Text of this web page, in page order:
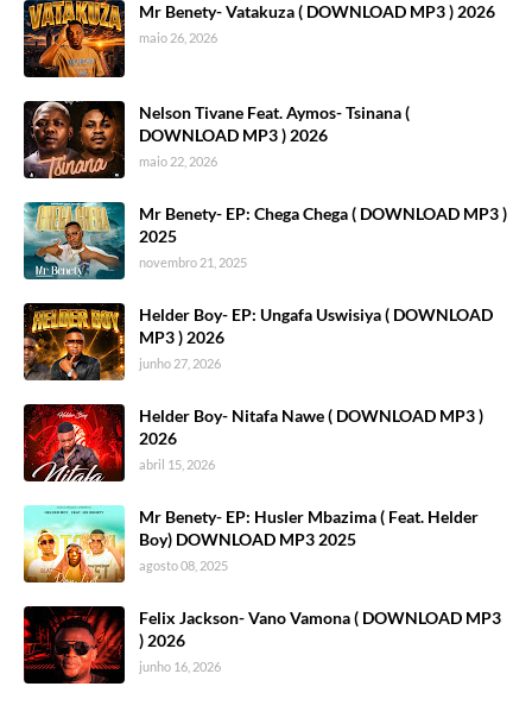
Mr Benety- Vatakuza ( DOWNLOAD MP3 ) 2026
maio 26, 2026
Nelson Tivane Feat. Aymos- Tsinana (
DOWNLOAD MP3 ) 2026
maio 22, 2026
Mr Benety- EP: Chega Chega ( DOWNLOAD MP3 )
2025
novembro 21, 2025
Helder Boy- EP: Ungafa Uswisiya ( DOWNLOAD
MP3 ) 2026
junho 27, 2026
Helder Boy- Nitafa Nawe ( DOWNLOAD MP3 )
2026
abril 15, 2026
Mr Benety- EP: Husler Mbazima ( Feat. Helder
Boy) DOWNLOAD MP3 2025
agosto 08, 2025
Felix Jackson- Vano Vamona ( DOWNLOAD MP3
) 2026
junho 16, 2026